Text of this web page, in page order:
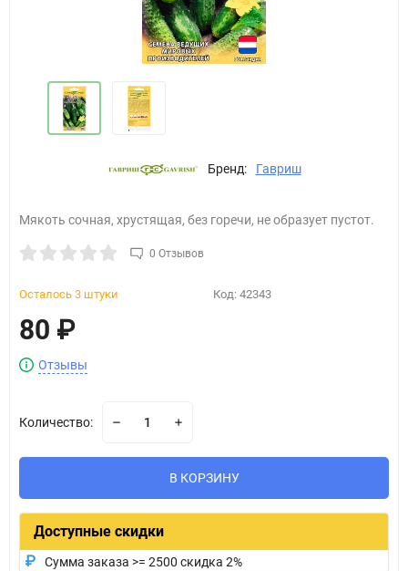
Бренд: Гавриш
Мякоть сочная, хрустящая, без горечи, не образует пустот.
0 Отзывов
Осталось 3 штуки Код: 42343
80 ₽
Отзывы
Количество:
В КОРЗИНУ
Доступные скидки
Сумма заказа >= 2500 скидка 2%